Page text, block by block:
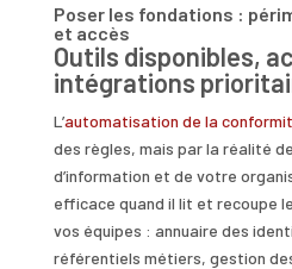
Poser les fondations :
et accès
Outils disponibles,
intégrations
L’automatisation de la
des règles, mais par la réalité
d’information et de votre
efficace quand il lit et recoupe
vos équipes : annuaire des
référentiels métiers, gestion